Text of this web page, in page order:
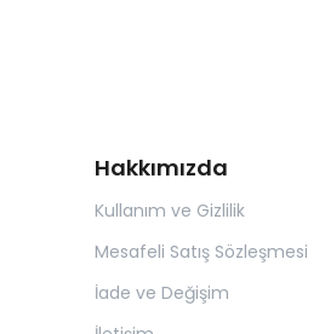
Hakkımızda
Kullanım ve Gizlilik
Mesafeli Satış Sözleşmesi
İade ve Değişim